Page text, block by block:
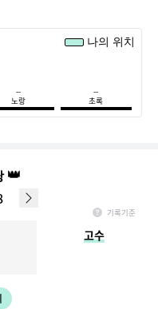
나의 위치
노랑
--
초록
--
👑
기록기준
일 정오까지 입력한 데이터만 반영됩니다.
일 정오 이전까지 입력완료한 결과가 반영)
고수